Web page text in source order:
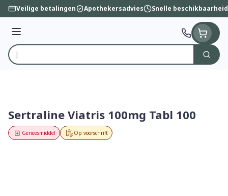
Ga naar de inhoud
Veilige betalingen Apothekersadvies Snelle beschikbaarheid
Menu
Product, merk, categorie...
Zoek
Sertraline Viatris 100mg Tabl 100
Op voorschrift
Geneesmiddel